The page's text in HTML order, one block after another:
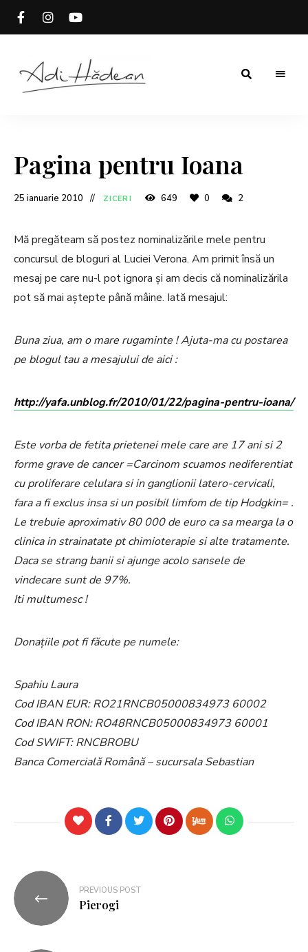
Pagina pentru Ioana
25 ianuarie 2010 ZICERI 649 0 2
Mă pregăteam să postez nominalizările mele pentru
concursul de bloguri al Luciei Verona. Am primit însă un
mesaj pe care nu-l pot ignora și am decis că nominalizărila
pot să mai aștepte până mâine. Iată mesajul:
Buna ziua, am o mare rugaminte ! Ajuta-ma cu postarea
pe blogul tau a mesajului de aici :
http://yafa.unblog.fr/2010/01/22/pagina-pentru-ioana/
Este vorba de fetita prietenei mele care are 17 ani si 2
forme grave de cancer =Carcinom scuamos nediferentiat
cu proliferare celulara si in ganglionii latero-cervicali,
fara a fi exclus insa si un posibil limfom de tip Hodgkin= .
Le trebuie aproximativ 80 000 de euro ca sa mearga la o
clinica in strainatate pt chimioterapie si alte tratamente.
Daca se strang banii si ajunge acolo sansele de
vindecare sunt de 97%.
Iti multumesc !
Donaţiile pot fi făcute pe numele:
Spahiu Laura
Cod IBAN EUR: RO21RNCB05000834973 60002
Cod IBAN RON: RO48RNCB05000834973 60001
Cod SWIFT: RNCBROBU
Banca Comercială Română – sucursala Sebastian
PREVIOUS POST
Pierogi